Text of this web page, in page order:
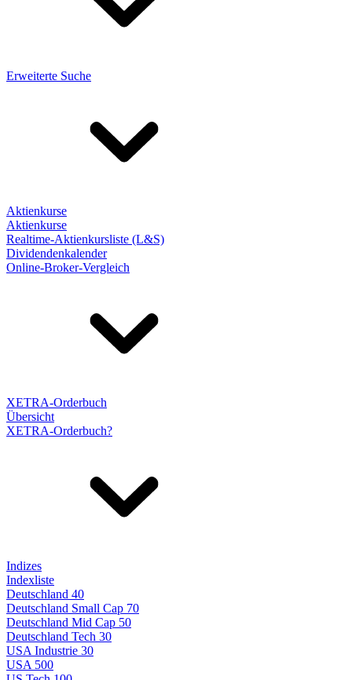
Erweiterte Suche
Aktienkurse
Aktienkurse
Realtime-Aktienkursliste (L&S)
Dividendenkalender
Online-Broker-Vergleich
XETRA-Orderbuch
Übersicht
XETRA-Orderbuch?
Indizes
Indexliste
Deutschland 40
Deutschland Small Cap 70
Deutschland Mid Cap 50
Deutschland Tech 30
USA Industrie 30
USA 500